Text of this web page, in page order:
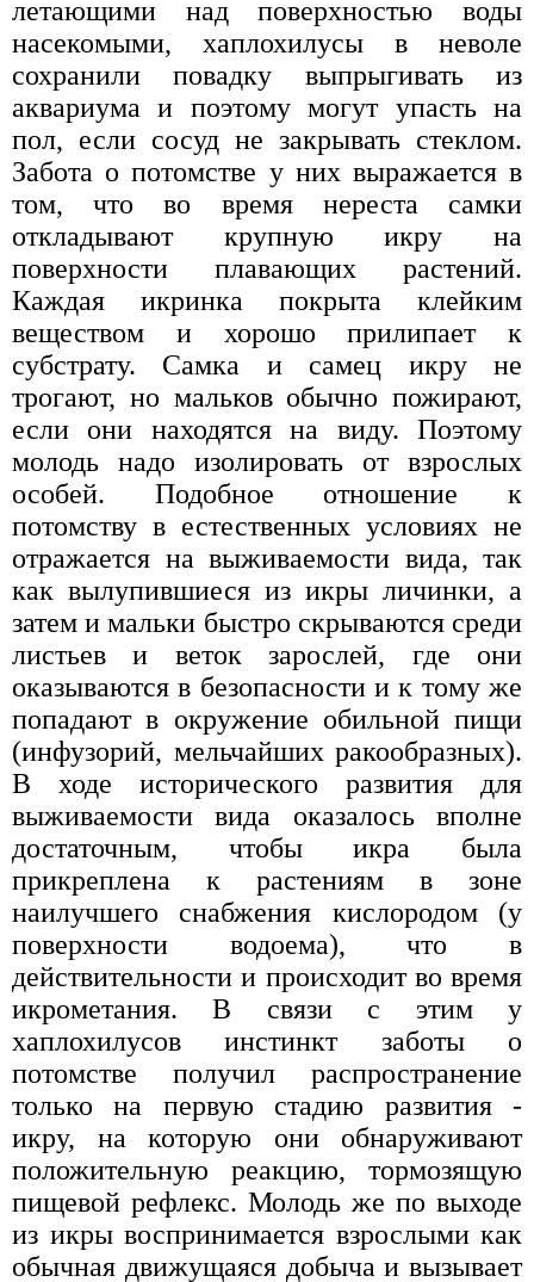
летающими над поверхностью воды
насекомыми, хаплохилусы в неволе
сохранили повадку выпрыгивать из
аквариума и поэтому могут упасть на
пол, если сосуд не закрывать стеклом.
Забота о потомстве у них выражается в
том, что во время нереста самки
откладывают крупную икру на
поверхности плавающих растений.
Каждая икринка покрыта клейким
веществом и хорошо прилипает к
субстрату. Самка и самец икру не
трогают, но мальков обычно пожирают,
если они находятся на виду. Поэтому
молодь надо изолировать от взрослых
особей. Подобное отношение к
потомству в естественных условиях не
отражается на выживаемости вида, так
как вылупившиеся из икры личинки, а
затем и мальки быстро скрываются среди
листьев и веток зарослей, где они
оказываются в безопасности и к тому же
попадают в окружение обильной пищи
(инфузорий, мельчайших ракообразных).
В ходе исторического развития для
выживаемости вида оказалось вполне
достаточным, чтобы икра была
прикреплена к растениям в зоне
наилучшего снабжения кислородом (у
поверхности водоема), что в
действительности и происходит во время
икрометания. В связи с этим у
хаплохилусов инстинкт заботы о
потомстве получил распространение
только на первую стадию развития -
икру, на которую они обнаруживают
положительную реакцию, тормозящую
пищевой рефлекс. Молодь же по выходе
из икры воспринимается взрослыми как
обычная движущаяся добыча и вызывает